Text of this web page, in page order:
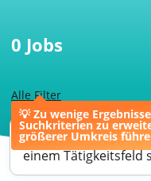
💡 Zu wenige
Suchkriterien zu
größerer Umkreis
Alle Filter
0 Jobs
Ihre Jobsuche
wenn Sie nach einer
einem Tätigkeitsfeld